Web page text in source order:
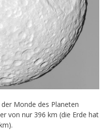
Monde des Planeten
von nur 396 km (die Erde hat